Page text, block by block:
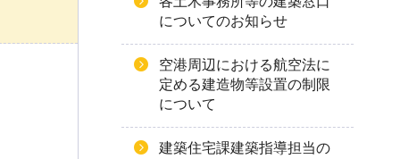
についてのお知らせ
空港周辺における航空法に
定める建造物等設置の制限
について
建築住宅課建築指導担当の